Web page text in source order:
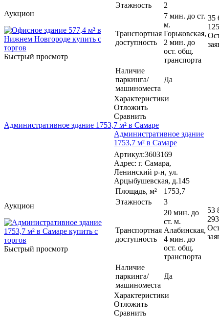
Аукцион
Быстрый просмотр
Этажность
2
Транспортная
доступность
7 мин. до ст.
м.
Горьковская,
2 мин. до
ост. общ.
транспорта
Наличие
паркинга/
машиноместа
Да
Характеристики
Отложить
Сравнить
35
Административное здание 1753,7 м² в Самаре
Аукцион
Быстрый просмотр
Административное здание
1753,7 м² в Самаре
Артикул:3603169
Адрес: г. Самара,
Ленинский р-н, ул.
Арцыбушевская, д.145
Площадь, м²
1753,7
Этажность
3
Транспортная
доступность
20 мин. до
ст. м.
Алабинская,
4 мин. до
ост. общ.
транспорта
Наличие
паркинга/
машиноместа
Да
Характеристики
Отложить
Сравнить
53